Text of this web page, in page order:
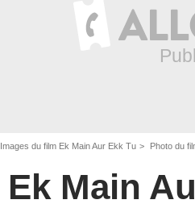
Images du film Ek Main Aur Ekk Tu Photo du
Ek Main